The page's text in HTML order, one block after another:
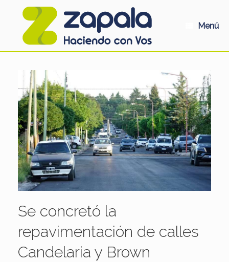
Menú
Se concretó la
repavimentación de calles
Candelaria y Brown